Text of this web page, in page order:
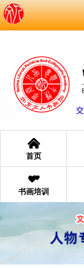
󰄫
首页
󰁩
书画培训